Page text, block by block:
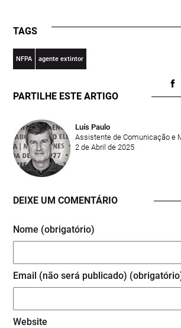
TAGS
NFPA agente extintor
PARTILHE ESTE ARTIGO
Luís Paulo
Assistente de Comunicação e
2 de Abril de 2025
DEIXE UM COMENTÁRIO
Nome (obrigatório)
Email (não será publicado)
Website